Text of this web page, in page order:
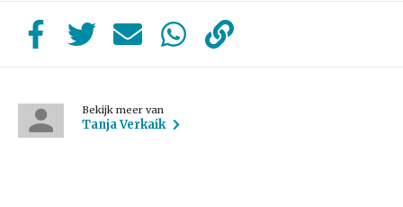
Bekijk meer van
Tanja Verkaik